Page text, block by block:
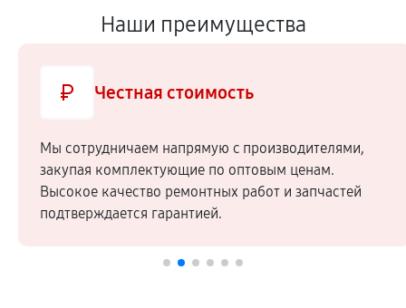
Наши преимущества
Образцовая репутация
Мы входим в состав Ассоциации Сервисных
Центров, для членства в которой необходимо
соблюдать международные стандарты качества
услуг.